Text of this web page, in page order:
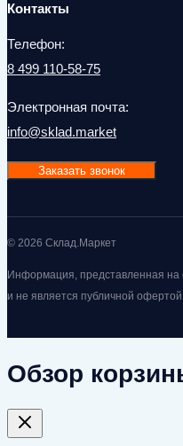
Контакты
Телефон:
8 499 110-58-75
Электронная почта:
info@sklad.market
Заказать звонок
© 2026 Склад.Маркет
Информация, представленная на
и не является публичной офертой
Обзор